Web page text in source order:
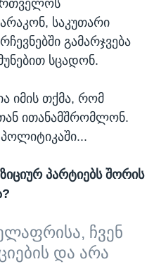
საკუთარი
გამარჯვება
სცადონ.
იმის თქმა, რომ
ითანამშრომლონ.
პარტიებს შორის
ჩვენ
და არა